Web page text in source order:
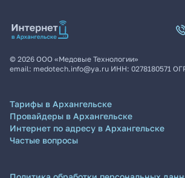
© 2026 ООО «Медовые Технологии»
email: medotech.info@ya.ru ИНН: 0278180571
Тарифы в Архангельске
Провайдеры в Архангельске
Интернет по адресу в Архангельске
Частые вопросы